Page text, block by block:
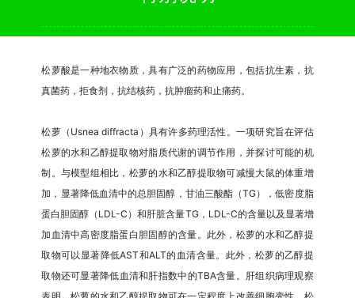
松萝酸是一种地衣物质，具有广泛的药物应用，包括抗生素，抗
真菌药，拒食剂，抗结核药，抗肿瘤药和止痛药。
松萝（Usnea diffracta）具有许多药理活性。一项研究旨在评估
松萝的水和乙醇提取物对脂质代谢的调节作用，并探讨可能的机
制。与模型组相比，松萝的水和乙醇提取物可减慢大鼠的体重增
加，显著降低血清中的总胆固醇，甘油三酸酯（TG），低密度脂
蛋白胆固醇（LDL-C）和肝脏含量TG，LDL-C的含量以及显著增
加血清中高密度脂蛋白胆固醇的含量。此外，松萝的水和乙醇提
取物可以显著降低AST和ALT的血清含量。此外，松萝的乙醇提
取物还可显著降低血清和肝指数中的TBA含量。肝组织病理观察